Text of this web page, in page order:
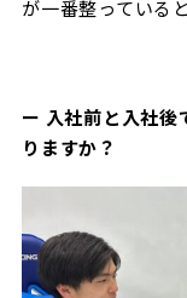
が一番整っている
ー 入社前と入社後
りますか？